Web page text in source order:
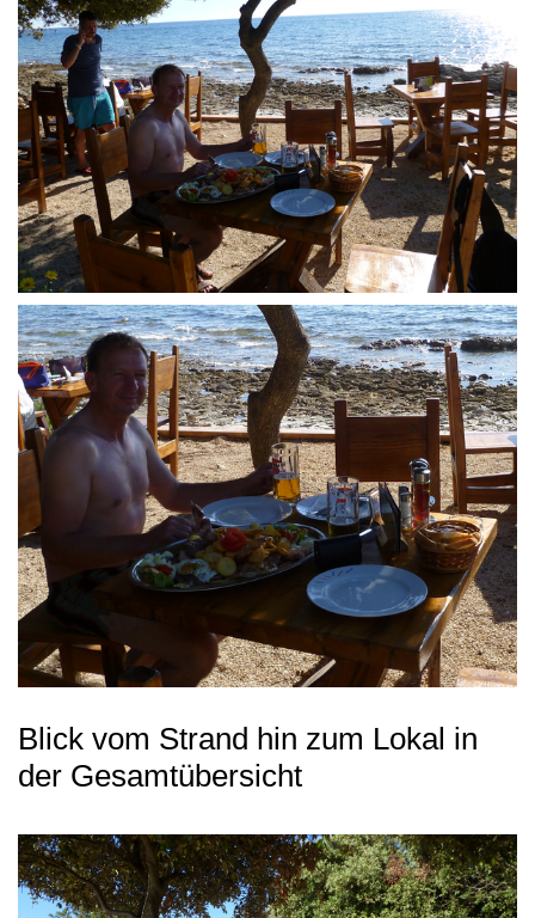
Blick vom Strand hin zum Lokal in
der Gesamtübersicht